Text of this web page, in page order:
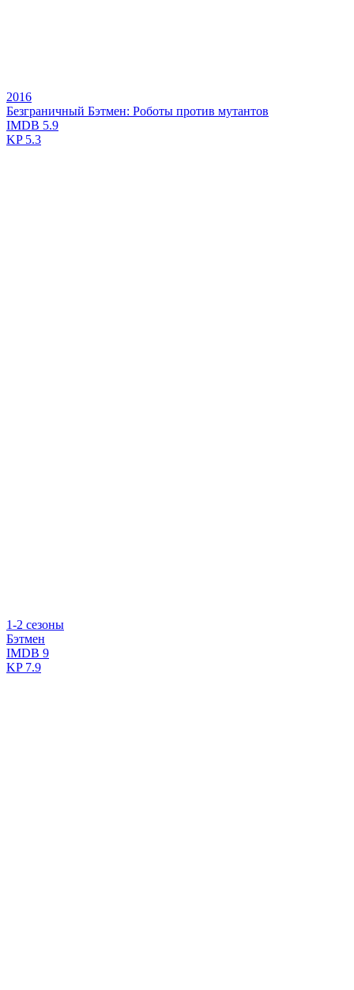
2016
Безграничный Бэтмен: Роботы против мутантов
IMDB 5.9
KP5.3
1-2 сезоны
Бэтмен
IMDB 9
KP7.9